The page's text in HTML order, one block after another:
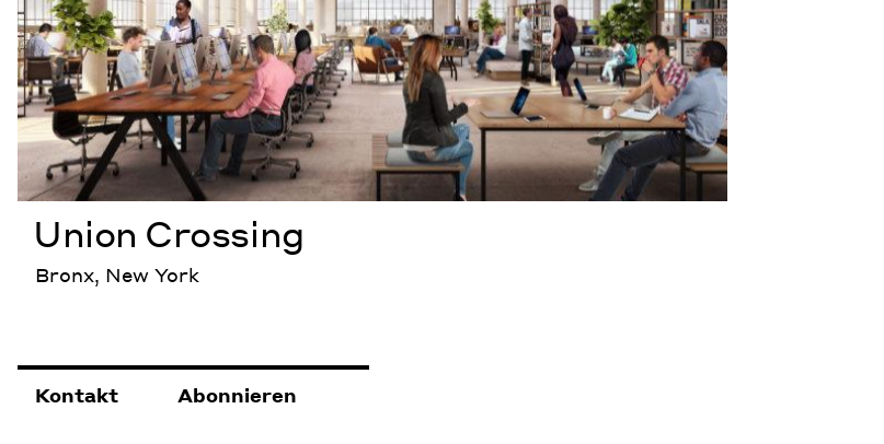
Union Crossing
Bronx, New York
Kontakt Abonnieren